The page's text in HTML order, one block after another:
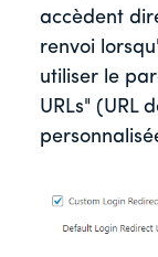
accèdent
renvoi
utiliser le
URLs" (URL